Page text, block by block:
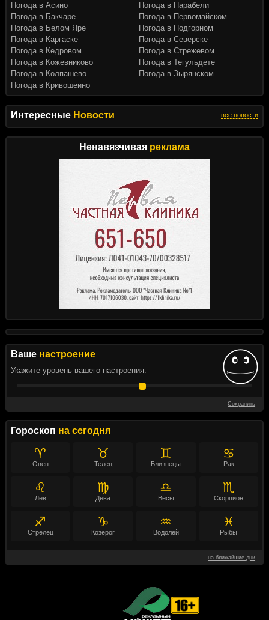
Интересные Новости все новости
Ненавязчивая реклама
Ваше настроение
Укажите уровень вашего настроения:
Сохранить
Гороскоп на сегодня
♈
Овен
♉
Телец
♊
Близнецы
♋
Рак
♌
Лев
♍
Дева
♎
Весы
♏
Скорпион
♐
Стрелец
♑
Козерог
♒
Водолей
♓
Рыбы
на ближайшие дни
Погода в Асино
Погода в Бакчаре
Погода в Белом Яре
Погода в Каргаске
Погода в Кедровом
Погода в Кожевниково
Погода в Колпашево
Погода в Кривошеино
Погода в Парабели
Погода в Первомайском
Погода в Подгорном
Погода в Северске
Погода в Стрежевом
Погода в Тегульдете
Погода в Зырянском